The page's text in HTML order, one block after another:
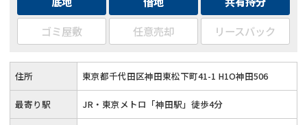
ゴミ屋敷
任意売却 リースバック
住所 東京都千代田区神田東松下町41-1 H1O神田506
最寄り駅 JR・東京メトロ「神田駅」徒歩4分